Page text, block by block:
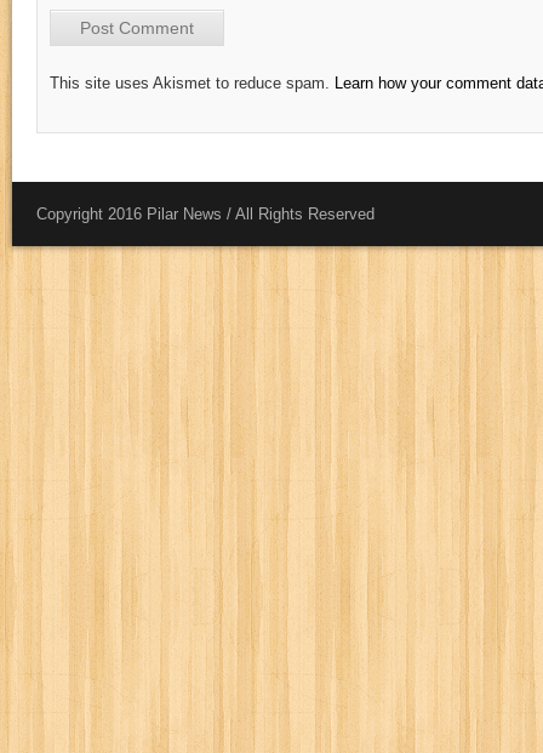
This site uses Akismet to reduce spam. Learn how your comment
Copyright 2016 Pilar News / All Rights Reserved